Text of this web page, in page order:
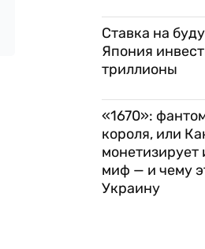
Ставка на
Япония
триллионы
«1670»:
короля, или
монетизирует
миф — и чему
Украину